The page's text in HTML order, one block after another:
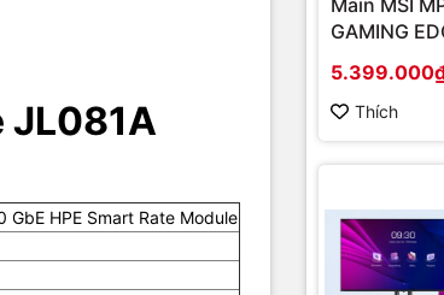
JL081A
HPE Smart Rate Module
Main MSI
GAMING
Socket AM4/
onboard)
Thích
, đáp ứng tối